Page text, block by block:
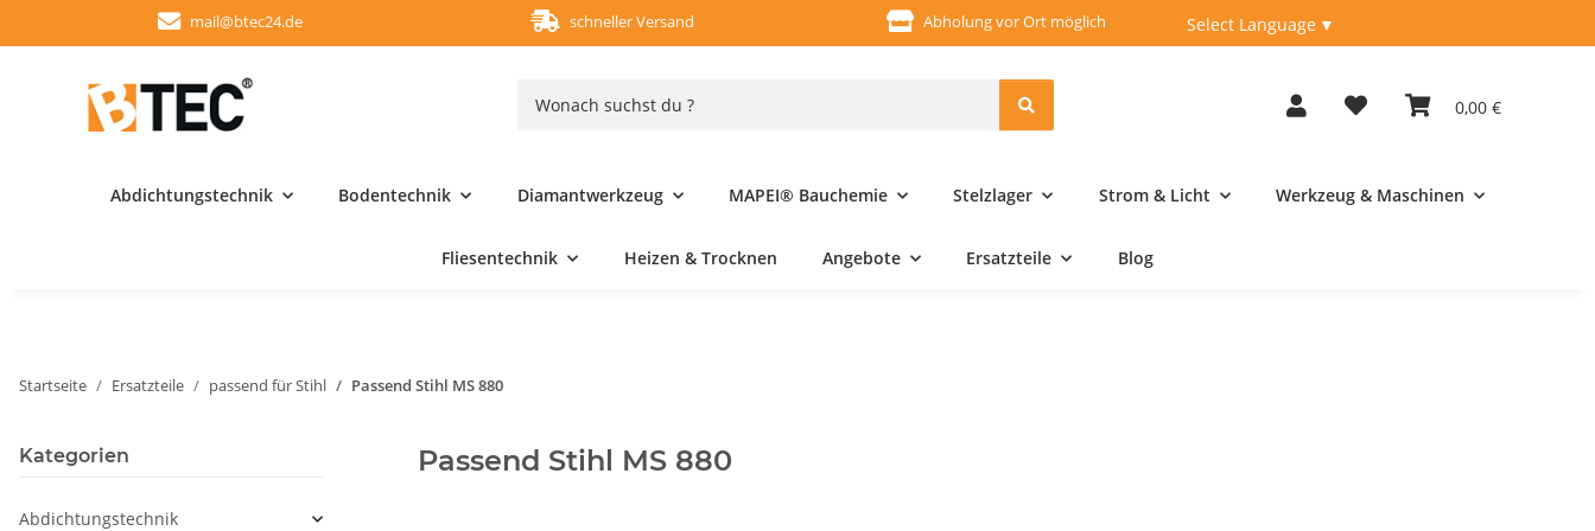
mail@btec24.de schneller Versand Abholung vor Ort möglich Fachberatung unter
Select Language ▼
0,00 €
Abdichtungstechnik Bodentechnik Diamantwerkzeug MAPEI® Bauchemie Stelzlager Strom & Licht Werkzeug & Maschinen
Fliesentechnik Heizen & Trocknen Angebote Ersatzteile Blog
Startseite Ersatzteile passend für Stihl Passend Stihl MS 880
Passend Stihl MS 880
Kategorien
Abdichtungstechnik